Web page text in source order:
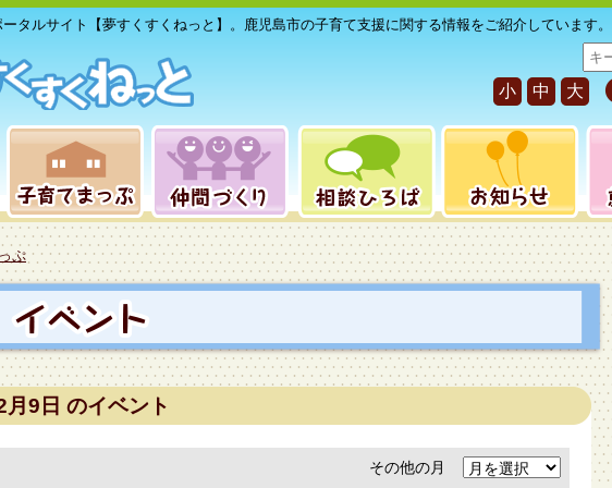
タルサイト【夢すくすくねっと】。鹿児島市の子育て支援に関する情報をご紹介しています。
サ
イ
ト
内
小 中 大
ぷ
9日 のイベント
その他の月